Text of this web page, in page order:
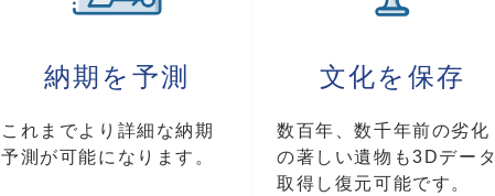
納期を予測
これまでより詳細な納期
予測が可能になります。
文化を保存
数百年、数千年前の劣化
の著しい遺物も3Dデータ
取得し復元可能です。